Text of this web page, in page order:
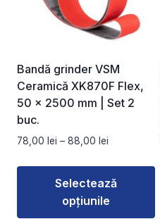
variații.
Opțiunile
fi
alese
în
pagina
Bandă grinder VSM
Ceramică XK870F Flex,
50 × 2500 mm | Set 2
buc.
78,00 lei – 88,00 lei
prețuri:
78,00 lei
până
Selectează
opțiunile